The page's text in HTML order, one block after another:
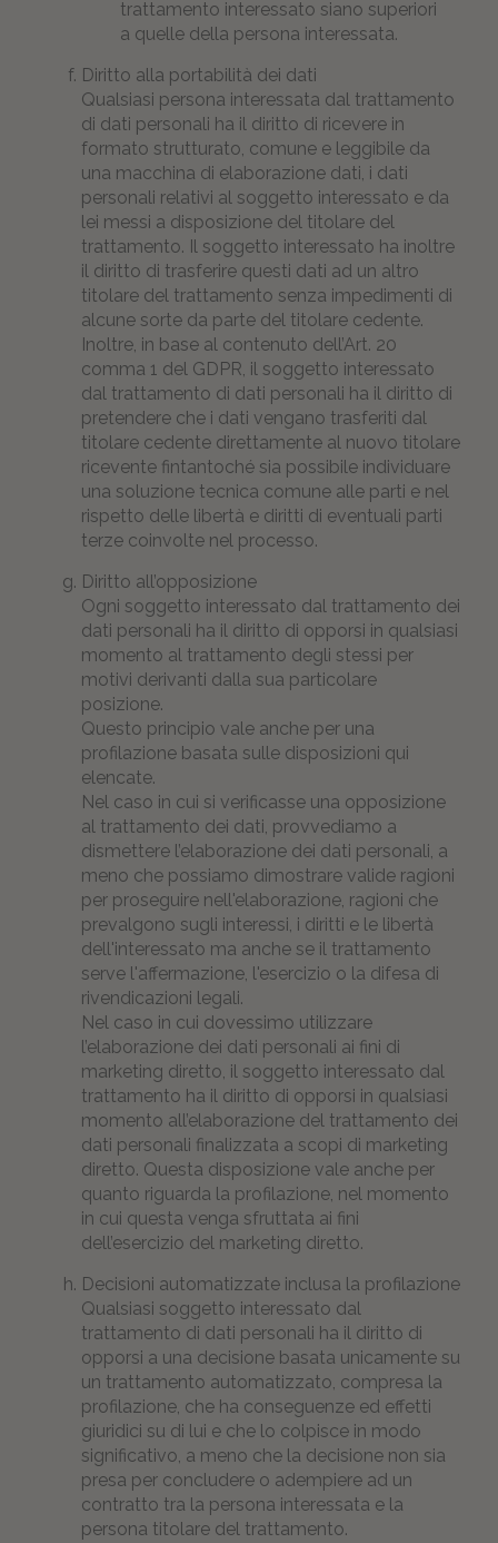
trattamento interessato siano superiori
a quelle della persona interessata.
Diritto alla portabilità dei dati
Qualsiasi persona interessata dal trattamento
di dati personali ha il diritto di ricevere in
formato strutturato, comune e leggibile da
una macchina di elaborazione dati, i dati
personali relativi al soggetto interessato e da
lei messi a disposizione del titolare del
trattamento. Il soggetto interessato ha inoltre
il diritto di trasferire questi dati ad un altro
titolare del trattamento senza impedimenti di
alcune sorte da parte del titolare cedente.
Inoltre, in base al contenuto dell’Art. 20
comma 1 del GDPR, il soggetto interessato
dal trattamento di dati personali ha il diritto di
pretendere che i dati vengano trasferiti dal
titolare cedente direttamente al nuovo titolare
ricevente fintantoché sia possibile individuare
una soluzione tecnica comune alle parti e nel
rispetto delle libertà e diritti di eventuali parti
terze coinvolte nel processo.
Diritto all’opposizione
Ogni soggetto interessato dal trattamento dei
dati personali ha il diritto di opporsi in qualsiasi
momento al trattamento degli stessi per
motivi derivanti dalla sua particolare
posizione.
Questo principio vale anche per una
profilazione basata sulle disposizioni qui
elencate.
Nel caso in cui si verificasse una opposizione
al trattamento dei dati, provvediamo a
dismettere l’elaborazione dei dati personali, a
meno che possiamo dimostrare valide ragioni
per proseguire nell'elaborazione, ragioni che
prevalgono sugli interessi, i diritti e le libertà
dell'interessato ma anche se il trattamento
serve l'affermazione, l'esercizio o la difesa di
rivendicazioni legali.
Nel caso in cui dovessimo utilizzare
l’elaborazione dei dati personali ai fini di
marketing diretto, il soggetto interessato dal
trattamento ha il diritto di opporsi in qualsiasi
momento all’elaborazione del trattamento dei
dati personali finalizzata a scopi di marketing
diretto. Questa disposizione vale anche per
quanto riguarda la profilazione, nel momento
in cui questa venga sfruttata ai fini
dell’esercizio del marketing diretto.
Decisioni automatizzate inclusa la profilazione
Qualsiasi soggetto interessato dal
trattamento di dati personali ha il diritto di
opporsi a una decisione basata unicamente su
un trattamento automatizzato, compresa la
profilazione, che ha conseguenze ed effetti
giuridici su di lui e che lo colpisce in modo
significativo, a meno che la decisione non sia
presa per concludere o adempiere ad un
contratto tra la persona interessata e la
persona titolare del trattamento.